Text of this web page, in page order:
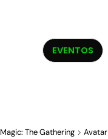
EVENTOS
Magic: The Gathering Avatar